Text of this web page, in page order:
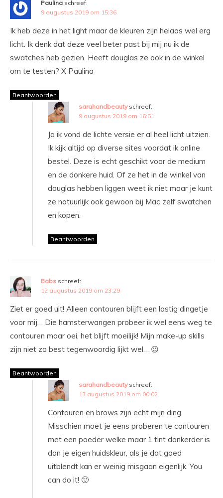
Paulina schreef:
9 augustus 2019 om 15:36
Ik heb deze in het light maar de kleuren zijn helaas wel erg
licht. Ik denk dat deze veel beter past bij mij nu ik de
swatches heb gezien. Heeft douglas ze ook in de winkel
om te testen? X Paulina
Beantwoorden
sarahandbeauty schreef:
9 augustus 2019 om 16:51
Ja ik vond de lichte versie er al heel licht uitzien.
Ik kijk altijd op diverse sites voordat ik online
bestel. Deze is echt geschikt voor de medium
en de donkere huid. Of ze het in de winkel van
douglas hebben liggen weet ik niet maar je kunt
ze natuurlijk ook gewoon bij Mac zelf swatchen
en kopen.
Beantwoorden
Babs schreef:
12 augustus 2019 om 23:29
Ziet er goed uit! Alleen contouren blijft een lastig dingetje
voor mij… Die hamsterwangen probeer ik wel eens weg te
contouren maar oei, het blijft moeilijk! Mijn make-up skills
zijn niet zo best tegenwoordig lijkt wel… 😉
Beantwoorden
sarahandbeauty schreef:
13 augustus 2019 om 00:02
Contouren en brows zijn echt mijn ding.
Misschien moet je eens proberen te contouren
met een poeder welke maar 1 tint donkerder is
dan je eigen huidskleur, als je dat goed
uitblendt kan er weinig misgaan eigenlijk. You
can do it! 🙂